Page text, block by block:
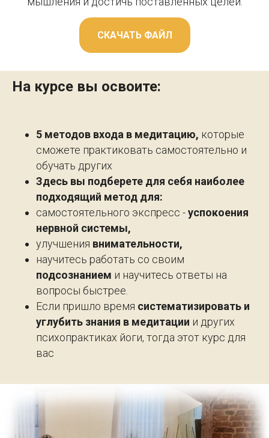
СКАЧАТЬ ФАЙЛ
На курсе вы освоите:
5 методов входа в медитацию, которые
сможете практиковать самостоятельно и
обучать других
Здесь вы подберете для себя наиболее
подходящий метод для:
самостоятельного экспресс -успокоения
нервной системы,
улучшения внимательности,
научитесь работать со своим
подсознанием и научитесь ответы на
вопросы быстрее.
Если пришло время систематизировать и
углубить знания в медитации и других
психопрактиках йоги, тогда этот курс для
вас